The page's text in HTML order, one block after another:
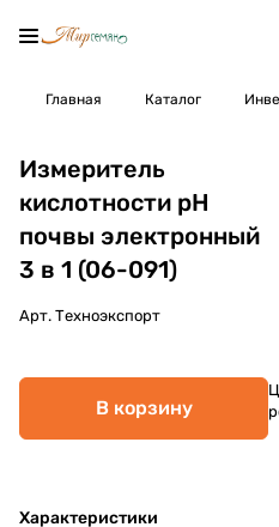
Главная Каталог
Измеритель
кислотности pH
почвы электронный
3 в 1 (06-091)
Арт. Техноэкспорт
В корзину
Характеристики